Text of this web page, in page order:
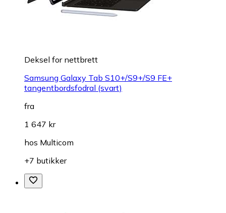
Deksel for nettbrett
Samsung Galaxy Tab S10+/S9+/S9 FE+
tangentbordsfodral (svart)
fra
1 647 kr
hos Multicom
+7 butikker